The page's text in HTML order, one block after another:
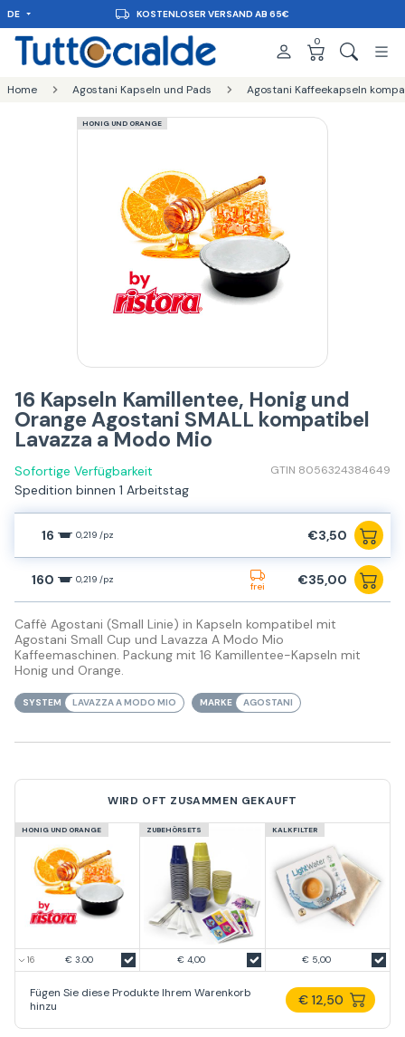
DE KOSTENLOSER VERSAND AB 65€
0
Home Agostani Kapseln und Pads Agostani Kaffeekapseln
HONIG UND ORANGE
16 Kapseln Kamillentee, Honig und
Orange Agostani SMALL kompatibel
Lavazza a Modo Mio
Sofortige Verfügbarkeit GTIN 8056324384649
Spedition binnen 1 Arbeitstag
16 0,219 /pz €3,50
160 0,219 /pz
frei €35,00
Caffè Agostani (Small Linie) in Kapseln kompatibel mit
Agostani Small Cup und Lavazza A Modo Mio
Kaffeemaschinen. Packung mit 16 Kamillentee-Kapseln mit
Honig und Orange.
SYSTEM LAVAZZA A MODO MIO MARKE AGOSTANI
WIRD OFT ZUSAMMEN GEKAUFT
HONIG UND ORANGE
€ 3.00
ZUBEHÖRSETS
€ 4,00
KALKFILTER
€ 5,00
Fügen Sie diese Produkte Ihrem Warenkorb
hinzu
€ 12,50